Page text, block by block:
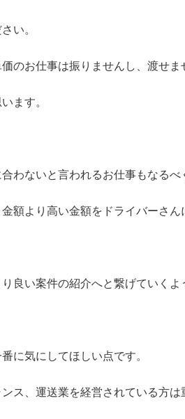
い。
のお仕事は振りませんし、渡せま
ます。
わないと言われるお仕事もなるべ
額より高い金額をドライバーさん
良い案件の紹介へと繋げていくよ
に気にしてほしい点です。
ス、運送業を経営されている方は